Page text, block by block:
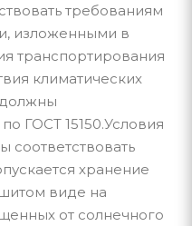
требованиям
изложенными в
транспортирования
климатических
ГОСТ 15150.Условия
хранение
виде на
от солнечного